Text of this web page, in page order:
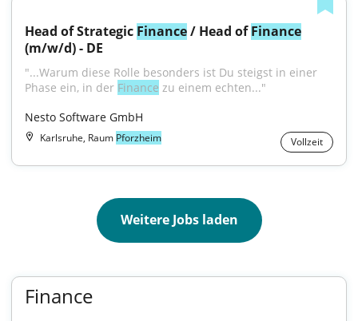
Head of Strategic Finance / Head of Finance
(m/w/d) - DE
"...Warum diese Rolle besonders ist Du steigst in einer
Phase ein, in der Finance zu einem echten..."
Nesto Software GmbH
Karlsruhe, Raum Pforzheim Vollzeit
Weitere Jobs laden
Finance